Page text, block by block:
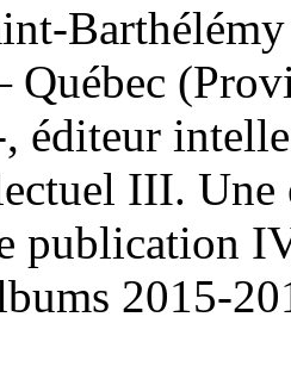
Québec
éditeur
III. Une
publication
2015-